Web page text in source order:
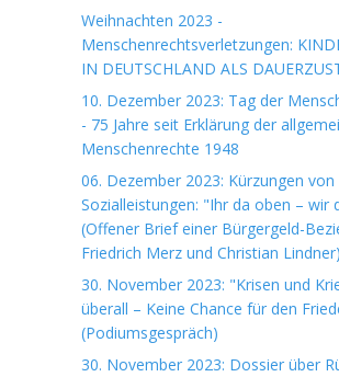
Weihnachten 2023 -
Menschenrechtsverletzungen:
IN DEUTSCHLAND ALS
10. Dezember 2023: Tag der
- 75 Jahre seit Erklärung der
Menschenrechte 1948
06. Dezember 2023: Kürzungen von
Sozialleistungen: "Ihr da oben – wir
(Offener Brief einer Bürgergeld-
Friedrich Merz und Christian Lindner)
30. November 2023: "Krisen und
überall – Keine Chance für den
(Podiumsgespräch)
30. November 2023: Dossier über